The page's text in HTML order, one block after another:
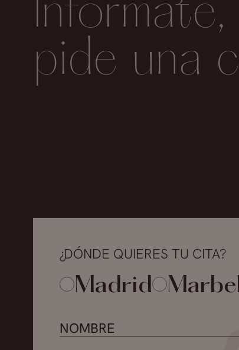
Infórmate,
pide una
¿DÓNDE QUIERES TU CITA?
Madrid